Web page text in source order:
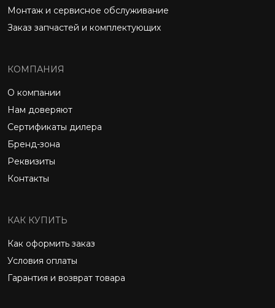
Монтаж и сервисное обслуживание
Заказ запчастей и комплектующих
КОМПАНИЯ
О компании
Нам доверяют
Сертификаты дилера
Бренд-зона
Реквизиты
Контакты
КАК КУПИТЬ
Как оформить заказ
Условия оплаты
Гарантия и возврат товара